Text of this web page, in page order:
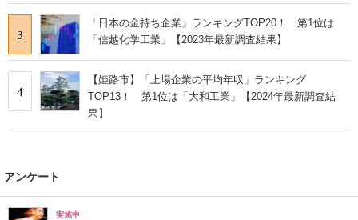
3
「日本の金持ち企業」ランキングTOP20！ 第1位は
「信越化学工業」【2023年最新調査結果】
4
【姫路市】「上場企業の平均年収」ランキング
TOP13！ 第1位は「大和工業」【2024年最新調査結
果】
アンケート
実施中